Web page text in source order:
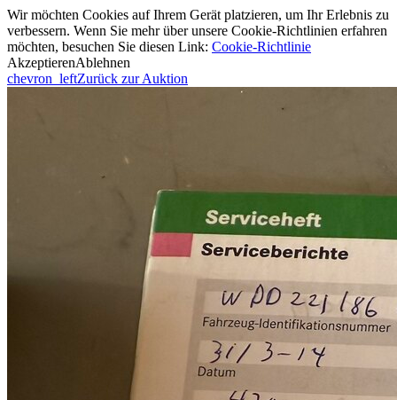
Wir möchten Cookies auf Ihrem Gerät platzieren, um Ihr Erlebnis zu
verbessern. Wenn Sie mehr über unsere Cookie-Richtlinien erfahren
möchten, besuchen Sie diesen Link: Cookie-Richtlinie
AkzeptierenAblehnen
chevron_leftZurück zur Auktion